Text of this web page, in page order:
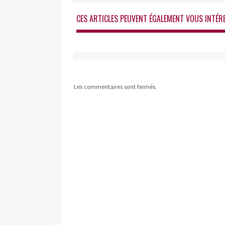
CES ARTICLES PEUVENT ÉGALEMENT VOUS
Les commentaires sont fermés.